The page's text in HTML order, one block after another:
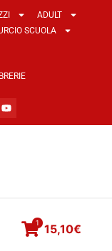
ADULT
SCUOLA
15,10€
1